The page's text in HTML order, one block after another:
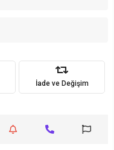
İade ve Değişim